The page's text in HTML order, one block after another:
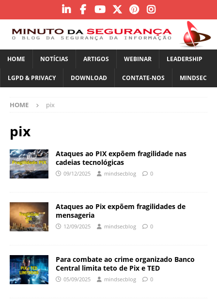
HOME NOTÍCIAS ARTIGOS WEBINAR LEADERSHIP
LGPD & PRIVACY DOWNLOAD CONTATE-NOS MINDSEC
HOME pix
pix
Ataques ao PIX expõem fragilidade nas
cadeias tecnológicas
09/12/2025 mindsecblog 0
Ataques ao Pix expõem fragilidades de
mensageria
12/09/2025 mindsecblog 0
Para combate ao crime organizado Banco
Central limita teto de Pix e TED
05/09/2025 mindsecblog 0